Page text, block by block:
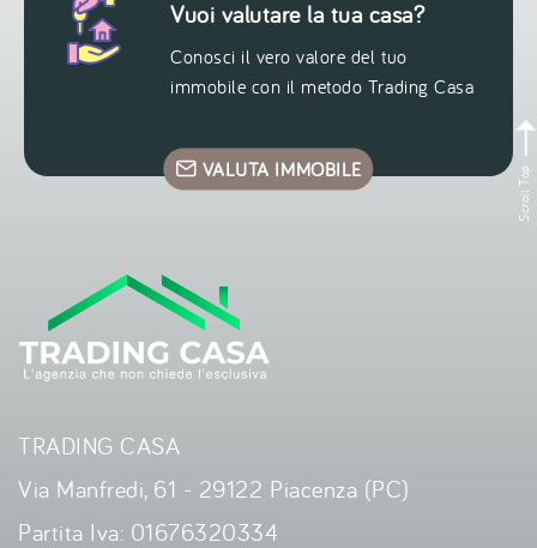
Vuoi valutare la tua casa?
Conosci il vero valore del tuo
immobile con il metodo Trading Casa
VALUTA IMMOBILE
TRADING CASA
Via Manfredi, 61 - 29122 Piacenza (PC)
Partita Iva: 01676320334
Scroll Top